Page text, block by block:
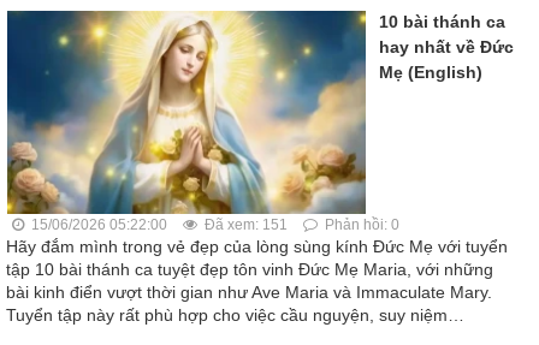
10 bài thánh ca
hay nhất về Đức
Mẹ (English)
15/06/2026 05:22:00 Đã xem: 151 Phản hồi: 0
Hãy đắm mình trong vẻ đẹp của lòng sùng kính Đức Mẹ với tuyển
tập 10 bài thánh ca tuyệt đẹp tôn vinh Đức Mẹ Maria, với những
bài kinh điển vượt thời gian như Ave Maria và Immaculate Mary.
Tuyển tập này rất phù hợp cho việc cầu nguyện, suy niệm…